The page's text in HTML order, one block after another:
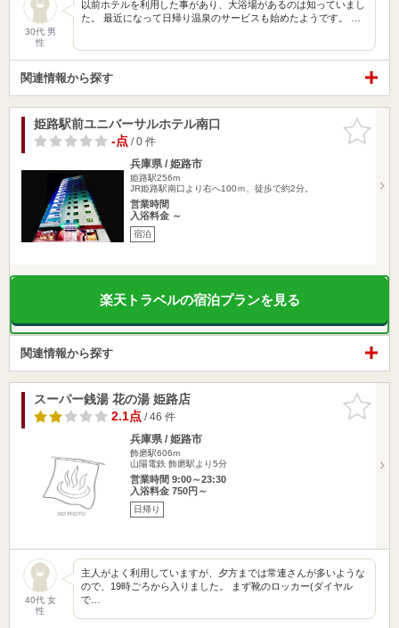
30代 男
性
以前ホテルを利用した事があり、大浴場があるのは知っていまし
た。 最近になって日帰り温泉のサービスも始めたようです。 …
関連情報から探す
お気に入
りに追加
姫路駅前ユニバーサルホテル南口
-点/ 0 件
兵庫県 / 姫路市
姫路駅256m
JR姫路駅南口より右へ100ｍ、徒歩で約2分。
営業時間
入浴料金 ～
宿泊
楽天トラベルの宿泊プランを見る
関連情報から探す
お気に入
りに追加
スーパー銭湯 花の湯 姫路店
2.1点/ 46 件
兵庫県 / 姫路市
飾磨駅606m
山陽電鉄 飾磨駅より5分
営業時間 9:00～23:30
入浴料金 750円～
日帰り
40代 女
性
主人がよく利用していますが、夕方までは常連さんが多いような
ので、19時ごろから入りました。 まず靴のロッカー(ダイヤル
で…